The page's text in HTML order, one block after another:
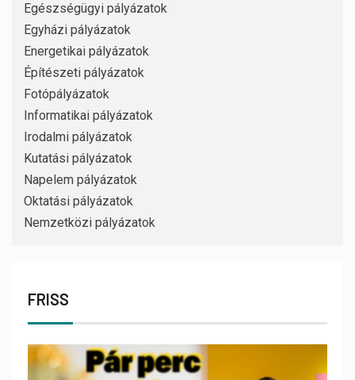
Egészségügyi pályázatok
Egyházi pályázatok
Energetikai pályázatok
Építészeti pályázatok
Fotópályázatok
Informatikai pályázatok
Irodalmi pályázatok
Kutatási pályázatok
Napelem pályázatok
Oktatási pályázatok
Nemzetközi pályázatok
FRISS